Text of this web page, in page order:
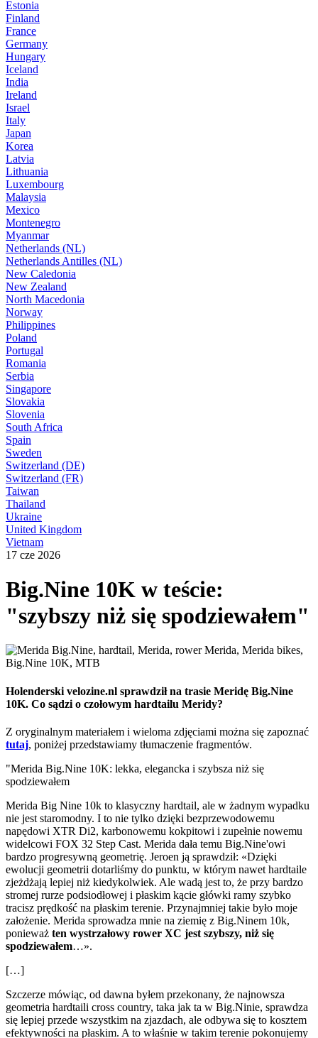
Estonia
Finland
France
Germany
Hungary
Iceland
India
Ireland
Israel
Italy
Japan
Korea
Latvia
Lithuania
Luxembourg
Malaysia
Mexico
Montenegro
Myanmar
Netherlands (NL)
Netherlands Antilles (NL)
New Caledonia
New Zealand
North Macedonia
Norway
Philippines
Poland
Portugal
Romania
Serbia
Singapore
Slovakia
Slovenia
South Africa
Spain
Sweden
Switzerland (DE)
Switzerland (FR)
Taiwan
Thailand
Ukraine
United Kingdom
Vietnam
17 cze 2026
Big.Nine 10K w teście:
"szybszy niż się spodziewałem"
Holenderski velozine.nl sprawdził na trasie Meridę Big.Nine
10K. Co sądzi o czołowym hardtailu Meridy?
Z oryginalnym materiałem i wieloma zdjęciami można się zapoznać
tutaj, poniżej przedstawiamy tłumaczenie fragmentów.
"Merida Big.Nine 10K: lekka, elegancka i szybsza niż się
spodziewałem
Merida Big Nine 10k to klasyczny hardtail, ale w żadnym wypadku
nie jest staromodny. I to nie tylko dzięki bezprzewodowemu
napędowi XTR Di2, karbonowemu kokpitowi i zupełnie nowemu
widelcowi FOX 32 Step Cast. Merida dała temu Big.Nine'owi
bardzo progresywną geometrię. Jeroen ją sprawdził: «Dzięki
ewolucji geometrii dotarliśmy do punktu, w którym nawet hardtaile
zjeżdżają lepiej niż kiedykolwiek. Ale wadą jest to, że przy bardzo
stromej rurze podsiodłowej i płaskim kącie główki ramy szybko
tracisz prędkość na płaskim terenie. Przynajmniej takie było moje
założenie. Merida sprowadza mnie na ziemię z Big.Ninem 10k,
ponieważ ten wystrzałowy rower XC jest szybszy, niż się
spodziewałem…».
[…]
Szczerze mówiąc, od dawna byłem przekonany, że najnowsza
geometria hardtaili cross country, taka jak ta w Big.Ninie, sprawdza
się lepiej przede wszystkim na zjazdach, ale odbywa się to kosztem
efektywności na płaskim. A to właśnie w takim terenie pokonujemy